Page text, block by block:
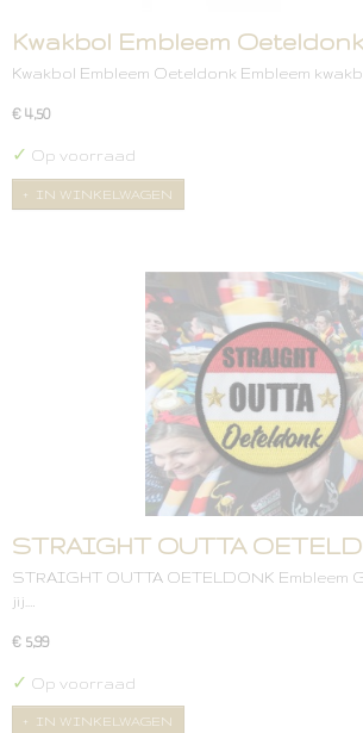
Kwakbol Embleem Oeteldonk
Kwakbol Embleem Oeteldonk Embleem
€ 4,50
✓ Op voorraad
IN WINKELWAGEN
STRAIGHT OUTTA
STRAIGHT OUTTA OETELDONK Embleem
jij.…
€ 5,99
✓ Op voorraad
IN WINKELWAGEN